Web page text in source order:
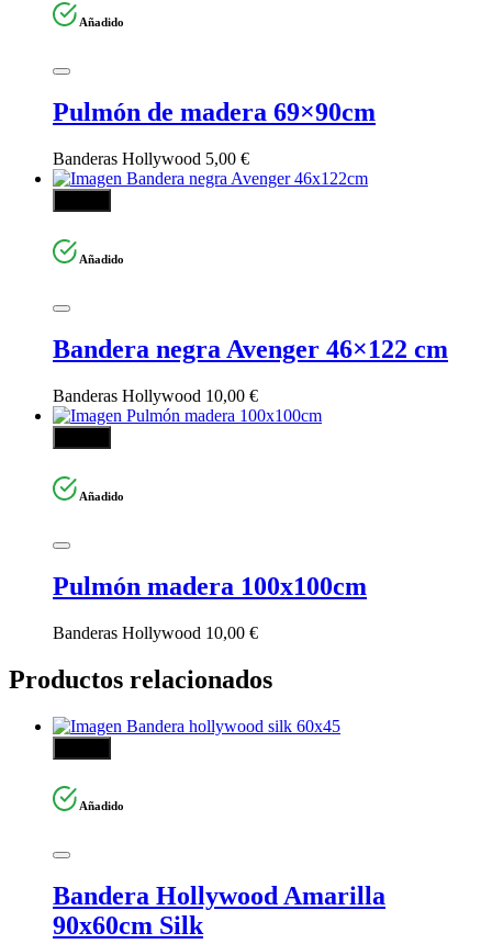
Añadido
Pulmón de madera 69×90cm
Banderas Hollywood 5,00 €
Añadido
Bandera negra Avenger 46×122 cm
Banderas Hollywood 10,00 €
Añadido
Pulmón madera 100x100cm
Banderas Hollywood 10,00 €
Productos relacionados
Añadido
Bandera Hollywood Amarilla
90x60cm Silk